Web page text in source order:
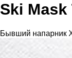
Ski
Бывший напарник